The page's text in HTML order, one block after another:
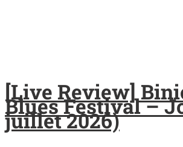
[Live Review]
Blues Festival –
juillet 2026)